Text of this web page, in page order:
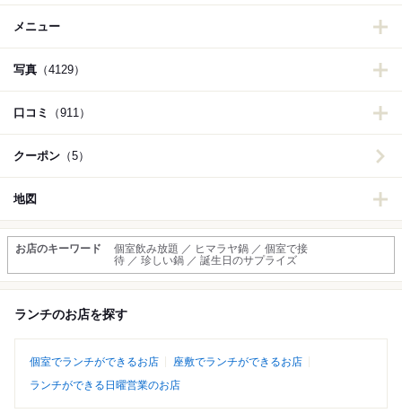
メニュー
写真 （4129）
口コミ （911）
クーポン （5）
地図
お店のキーワード
個室飲み放題 ／ ヒマラヤ鍋 ／ 個室で接
待 ／ 珍しい鍋 ／ 誕生日のサプライズ
ランチのお店を探す
個室でランチができるお店
座敷でランチができるお店
ランチができる日曜営業のお店